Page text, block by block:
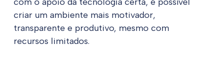
criar um ambiente mais motivador,
transparente e produtivo, mesmo com
recursos limitados.